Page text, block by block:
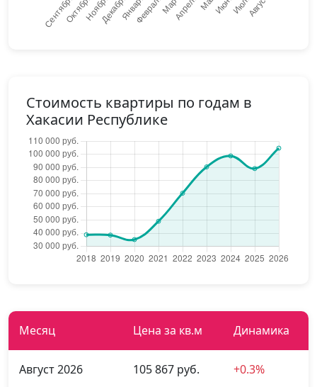
Стоимость квартиры по годам в
Хакасии Республике
Месяц Цена за кв.м Динамика
Август 2026 105 867 руб. +0.3%